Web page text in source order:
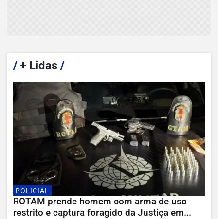
/+ Lidas /
POLICIAL
ROTAM prende homem com arma de uso
restrito e captura foragido da Justiça em...